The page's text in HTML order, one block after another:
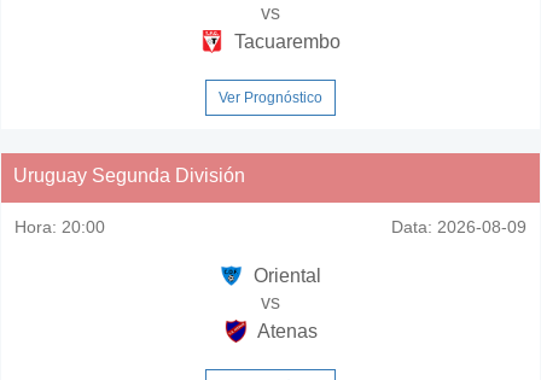
vs
Tacuarembo
Ver Prognóstico
Uruguay Segunda División
Hora: 20:00 Data: 2026-08-09
Oriental
vs
Atenas